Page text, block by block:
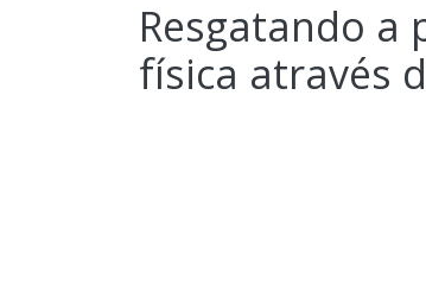
Resgatando a
física através